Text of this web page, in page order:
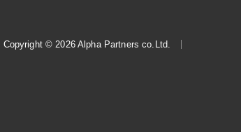
Copyright © 2026 Alpha Partners co.Ltd.